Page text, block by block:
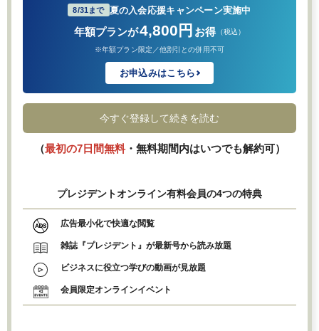
8/31まで 夏の入会応援キャンペーン実施中
年額プランが4,800円 お得 （税込）
※年額プラン限定／他割引との併用不可
お申込みはこちら
今すぐ登録して続きを読む
（最初の7日間無料・無料期間内はいつでも解約可）
プレジデントオンライン有料会員の4つの特典
広告最小化で快適な閲覧
雑誌『プレジデント』が最新号から読み放題
ビジネスに役立つ学びの動画が見放題
会員限定オンラインイベント